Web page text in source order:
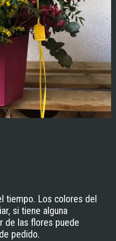
tiempo. Los colores del
si tiene alguna
de las flores puede
pedido.